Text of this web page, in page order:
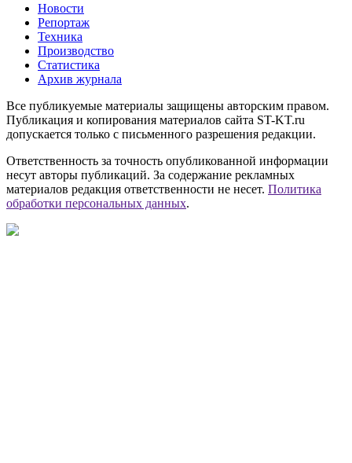
Новости
Репортаж
Техника
Производство
Статистика
Архив журнала
Все публикуемые материалы защищены авторским правом.
Публикация и копирования материалов сайта ST-KT.ru
допускается только с письменного разрешения редакции.
Ответственность за точность опубликованной информации
несут авторы публикаций. За содержание рекламных
материалов редакция ответственности не несет. Политика
обработки персональных данных.